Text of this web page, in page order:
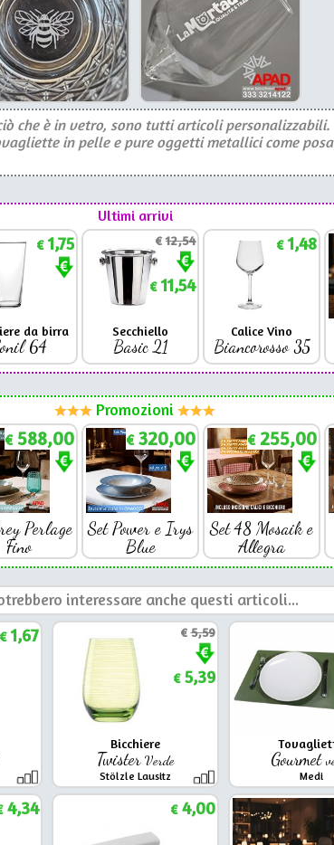
che è in vetro, sono tutti articoli personalizzabili.
in pelle e pure oggetti metallici come
Ultimi arrivi
€1,75
da birra
64
€12,54
€11,54
Secchiello
Basic 21
€1,48
Calice Vino
Biancorosso 35
Promozioni
€588,00
Perlage
Fino
€320,00
Set Power e Irys
Blue
€255,00
Set 48 Mosaik e
Allegra
interessare anche questi articoli...
€1,67
Bicchiere
Twister Verde
Stölzle Lausitz
€5,59
€5,39
Gourmet
Medi
4,34 €4,00